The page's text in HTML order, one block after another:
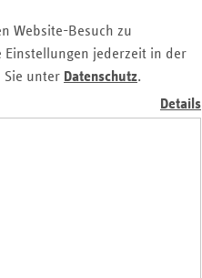
Website-Besuch zu
Einstellungen jederzeit in der
Sie unter Datenschutz.
Details
bei der Finanzierung
für eine jährliche